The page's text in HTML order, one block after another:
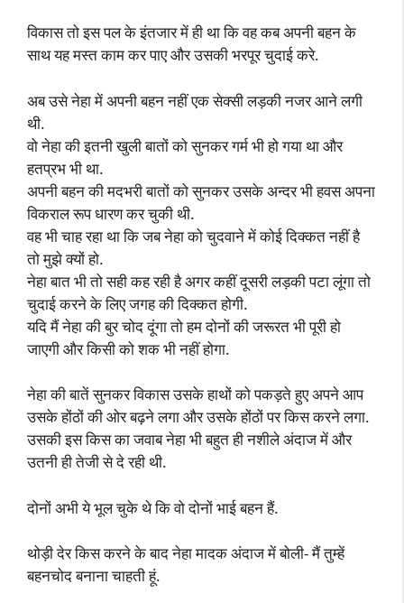
विकास तो इस पल के इंतजार में ही था कि वह कब अपनी बहन के
साथ यह मस्त काम कर पाए और उसकी भरपूर चुदाई करे.
अब उसे नेहा में अपनी बहन नहीं एक सेक्सी लड़की नजर आने लगी
थी.
वो नेहा की इतनी खुली बातों को सुनकर गर्म भी हो गया था और
हतप्रभ भी था.
अपनी बहन की मदभरी बातों को सुनकर उसके अन्दर भी हवस अपना
विकराल रूप धारण कर चुकी थी.
वह भी चाह रहा था कि जब नेहा को चुदवाने में कोई दिक्कत नहीं है
तो मुझे क्यों हो.
नेहा बात भी तो सही कह रही है अगर कहीं दूसरी लड़की पटा लूंगा तो
चुदाई करने के लिए जगह की दिक्कत होगी.
यदि मैं नेहा की बुर चोद दूंगा तो हम दोनों की जरूरत भी पूरी हो
जाएगी और किसी को शक भी नहीं होगा.
नेहा की बातें सुनकर विकास उसके हाथों को पकड़ते हुए अपने आप
उसके होंठों की ओर बढ़ने लगा और उसके होंठों पर किस करने लगा.
उसकी इस किस का जवाब नेहा भी बहुत ही नशीले अंदाज में और
उतनी ही तेजी से दे रही थी.
दोनों अभी ये भूल चुके थे कि वो दोनों भाई बहन हैं.
थोड़ी देर किस करने के बाद नेहा मादक अंदाज में बोली- मैं तुम्हें
बहनचोद बनाना चाहती हूं.